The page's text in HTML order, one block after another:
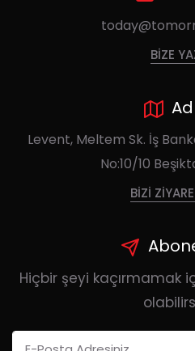
BIZE
Levent, Meltem Sk. İş
No:10/10
BIZI
Hiçbir şeyi kaçırmamak